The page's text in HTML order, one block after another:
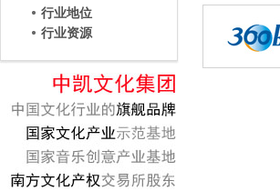
行业地位
行业资源